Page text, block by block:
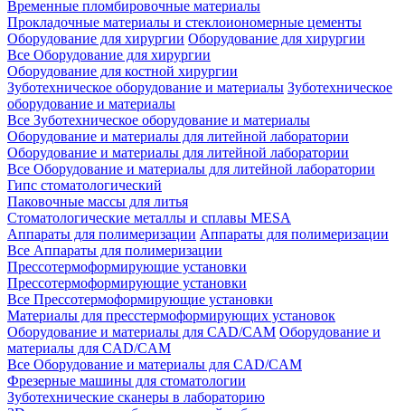
Временные пломбировочные материалы
Прокладочные материалы и стеклоиономерные цементы
Оборудование для хирургии Оборудование для хирургии
Все Оборудование для хирургии
Оборудование для костной хирургии
Зуботехническое оборудование и материалы Зуботехническое
оборудование и материалы
Все Зуботехническое оборудование и материалы
Оборудование и материалы для литейной лаборатории
Оборудование и материалы для литейной лаборатории
Все Оборудование и материалы для литейной лаборатории
Гипс стоматологический
Паковочные массы для литья
Стоматологические металлы и сплавы MESA
Аппараты для полимеризации Аппараты для полимеризации
Все Аппараты для полимеризации
Прессотермоформирующие установки
Прессотермоформирующие установки
Все Прессотермоформирующие установки
Материалы для пресстермоформирующих установок
Оборудование и материалы для CAD/CAM Оборудование и
материалы для CAD/CAM
Все Оборудование и материалы для CAD/CAM
Фрезерные машины для стоматологии
Зуботехнические сканеры в лабораторию